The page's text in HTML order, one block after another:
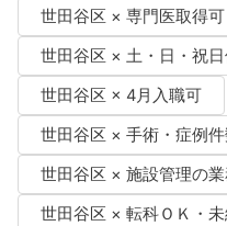
世田谷区 × 専門医取得可
世田谷区 × 土・日・祝
世田谷区 × 4月入職可
世田谷区 × 手術・症例
世田谷区 × 施設管理の業
世田谷区 × 転科ＯＫ・